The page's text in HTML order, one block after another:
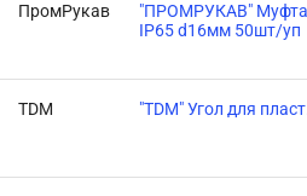
ПромРукав
"ПРОМРУКАВ" Муфта
IP65 d16мм 50шт/уп
TDM "TDM" Угол для